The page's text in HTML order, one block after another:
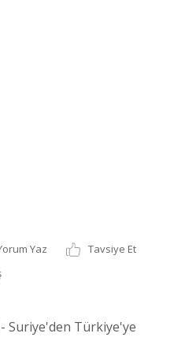
Yaz
Tavsiye Et
Suriye'den Türkiye'ye